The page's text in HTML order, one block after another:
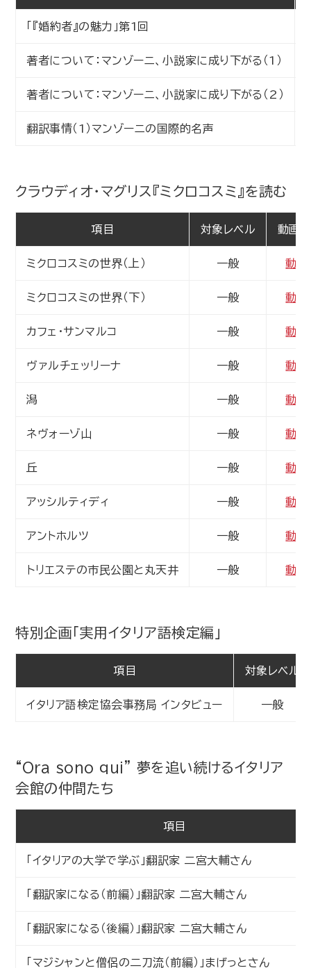
「『婚約者』の魅力」第1回
著者について：マンゾーニ、小説家に成り下がる（1）
著者について：マンゾーニ、小説家に成り下がる（2）
翻訳事情（1）マンゾーニの国際的名声
クラウディオ・マグリス『ミクロコスミ』を読む
項目 対象レベル 動画
ミクロコスミの世界（上） 一般 動画
ミクロコスミの世界（下） 一般 動画
カフェ・サンマルコ 一般 動画
ヴァルチェッリーナ 一般 動画
潟 一般 動画
ネヴォーゾ山 一般 動画
丘 一般 動画
アッシルティディ 一般 動画
アントホルツ 一般 動画
トリエステの市民公園と丸天井 一般 動画
特別企画「実用イタリア語検定編」
項目 対象レベル
イタリア語検定協会事務局 インタビュー 一般
“Ora sono qui” 夢を追い続けるイタリア
会館の仲間たち
項目
「イタリアの大学で学ぶ」翻訳家 二宮大輔さん
「翻訳家になる（前編）」翻訳家 二宮大輔さん
「翻訳家になる（後編）」翻訳家 二宮大輔さん
「マジシャンと僧侶の二刀流（前編）」まげっとさん